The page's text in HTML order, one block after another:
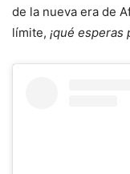
de la nueva era de
límite, ¡qué